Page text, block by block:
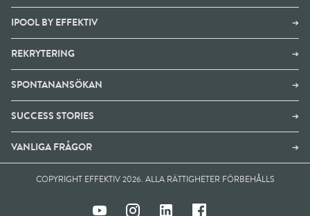
IPOOL BY EFFEKTIV ➔
REKRYTERING ➔
SPONTANANSÖKAN ➔
SUCCESS STORIES ➔
VANLIGA FRÅGOR ➔
COPYRIGHT EFFEKTIV 2026. ALLA RÄTTIGHETER FÖRBEHÅLLS